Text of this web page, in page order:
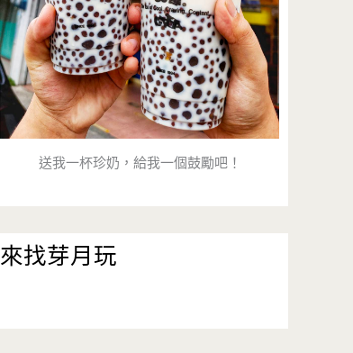
送我一杯珍奶，給我一個鼓勵吧！
來找芽月玩